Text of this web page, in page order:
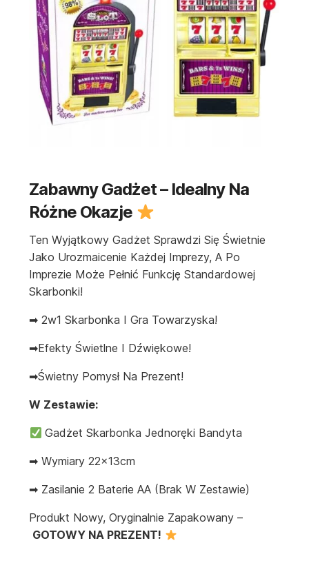
Zabawny Gadżet – Idealny Na
Różne Okazje
Ten Wyjątkowy Gadżet Sprawdzi Się Świetnie
Jako Urozmaicenie Każdej Imprezy, A Po
Imprezie Może Pełnić Funkcję Standardowej
Skarbonki!
➡ 2w1 Skarbonka I Gra Towarzyska!
➡Efekty Świetlne I Dźwiękowe!
➡Świetny Pomysł Na Prezent!
W Zestawie:
Gadżet Skarbonka Jednoręki Bandyta
➡ Wymiary 22x13cm
➡ Zasilanie 2 Baterie AA (brak W Zestawie)
Produkt Nowy, Oryginalnie Zapakowany –
GOTOWY NA PREZENT!